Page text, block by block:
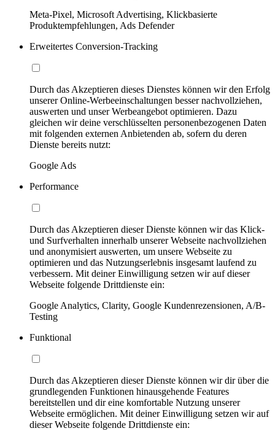
Meta-Pixel, Microsoft Advertising, Klickbasierte
Produktempfehlungen, Ads Defender
Erweitertes Conversion-Tracking
Durch das Akzeptieren dieses Dienstes können wir den Erfolg
unserer Online-Werbeeinschaltungen besser nachvollziehen,
auswerten und unser Werbeangebot optimieren. Dazu
gleichen wir deine verschlüsselten personenbezogenen Daten
mit folgenden externen Anbietenden ab, sofern du deren
Dienste bereits nutzt:
Google Ads
Performance
Durch das Akzeptieren dieser Dienste können wir das Klick-
und Surfverhalten innerhalb unserer Webseite nachvollziehen
und anonymisiert auswerten, um unsere Webseite zu
optimieren und das Nutzungserlebnis insgesamt laufend zu
verbessern. Mit deiner Einwilligung setzen wir auf dieser
Webseite folgende Drittdienste ein:
Google Analytics, Clarity, Google Kundenrezensionen, A/B-
Testing
Funktional
Durch das Akzeptieren dieser Dienste können wir dir über die
grundlegenden Funktionen hinausgehende Features
bereitstellen und dir eine komfortable Nutzung unserer
Webseite ermöglichen. Mit deiner Einwilligung setzen wir auf
dieser Webseite folgende Drittdienste ein: